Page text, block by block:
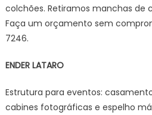
colchões. Retiramos manchas de
Faça um orçamento sem
7246.
ENDER LATARO
Estrutura para eventos:
cabines fotográficas e espelho